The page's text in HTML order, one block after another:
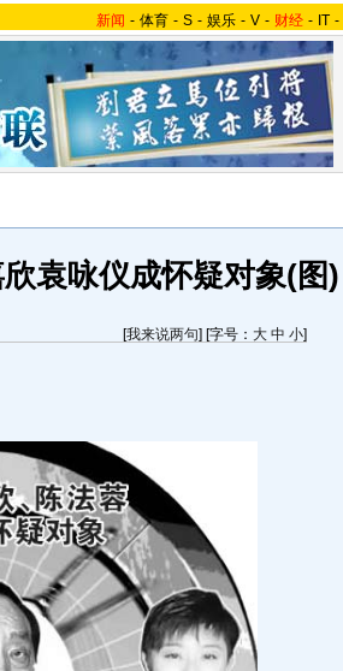
新闻 - 体育 - S - 娱乐 - V - 财经 - IT -
袁咏仪成怀疑对象(图)
[我来说两句] [字号： 大 中 小]